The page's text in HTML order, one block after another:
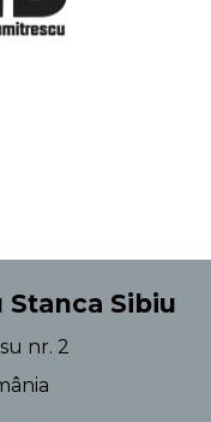
Sibiu
nr. 2